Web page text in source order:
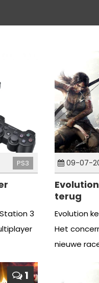
PS3
3
09-07-
terug
Evolution
Het
nieuwe
1